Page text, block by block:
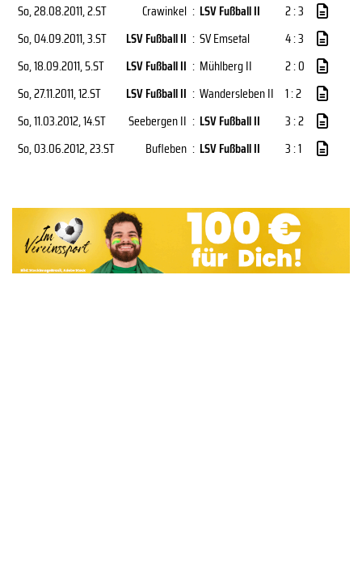
So, 28.08.2011, 2.ST Crawinkel : LSV Fußball II
2 : 3
So, 04.09.2011, 3.ST LSV Fußball II : SV Emsetal
4 : 3
So, 18.09.2011, 5.ST LSV Fußball II : Mühlberg II
2 : 0
So, 27.11.2011, 12.ST LSV Fußball II : Wandersleben II 1 : 2
So, 11.03.2012, 14.ST Seebergen II : LSV Fußball II
3 : 2
So, 03.06.2012, 23.ST Bufleben : LSV Fußball II 3 : 1